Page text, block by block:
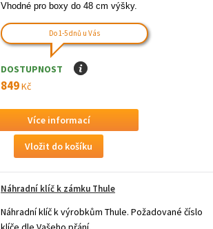
Vhodné pro boxy do 48 cm výšky.
Do 1-5 dnů u Vás
DOSTUPNOST I
849Kč
Více informací
Náhradní klíč k zámku Thule
Náhradní klíč k výrobkům Thule. Požadované číslo